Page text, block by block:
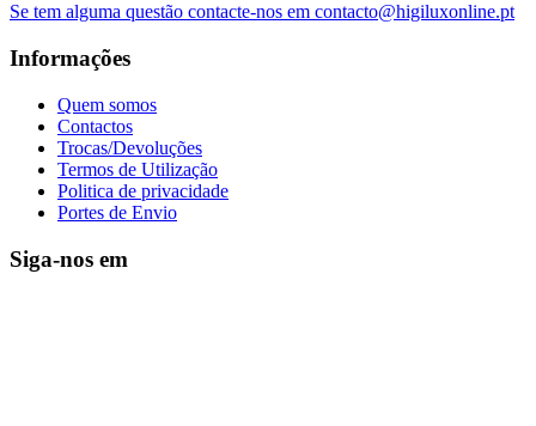
Se tem alguma questão contacte-nos em contacto@higiluxonline.pt
Informações
Quem somos
Contactos
Trocas/Devoluções
Termos de Utilização
Politica de privacidade
Portes de Envio
Siga-nos em